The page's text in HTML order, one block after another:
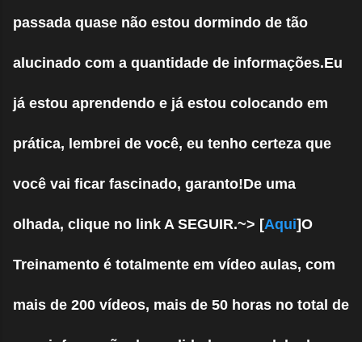
passada quase não estou dormindo de tão
alucinado com a quantidade de informações.Eu
já estou aprendendo e já estou colocando em
prática, lembrei de você, eu tenho certeza que
você vai ficar fascinado, garanto!De uma
olhada, clique no link A SEGUIR.~> [Aqui]O
Treinamento é totalmente em vídeo aulas, com
mais de 200 vídeos, mais de 50 horas no total de